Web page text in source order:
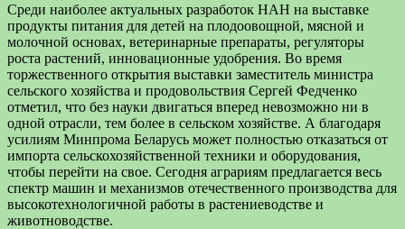
Среди наиболее актуальных разработок НАН на выставке
продукты питания для детей на плодоовощной, мясной и
молочной основах, ветеринарные препараты, регуляторы
роста растений, инновационные удобрения. Во время
торжественного открытия выставки заместитель министра
сельского хозяйства и продовольствия Сергей Федченко
отметил, что без науки двигаться вперед невозможно ни в
одной отрасли, тем более в сельском хозяйстве. А благодаря
усилиям Минпрома Беларусь может полностью отказаться от
импорта сельскохозяйственной техники и оборудования,
чтобы перейти на свое. Сегодня аграриям предлагается весь
спектр машин и механизмов отечественного производства для
высокотехнологичной работы в растениеводстве и
животноводстве.